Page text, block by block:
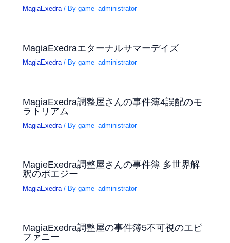
MagiaExedra / Bygame_administrator
MagiaExedraエターナルサマーデイズ
MagiaExedra / Bygame_administrator
MagiaExedra調整屋さんの事件簿4誤配のモ
ラトリアム
MagiaExedra / Bygame_administrator
MagieExedra調整屋さんの事件簿 多世界解
釈のポエジー
MagiaExedra / Bygame_administrator
MagiaExedra調整屋の事件簿5不可視のエピ
ファニー